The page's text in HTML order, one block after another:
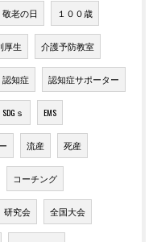
敬老の日 １００歳
厚生 介護予防教室
認知症 認知症サポーター
SDGｓ EMS
流産 死産
コーチング
研究会 全国大会